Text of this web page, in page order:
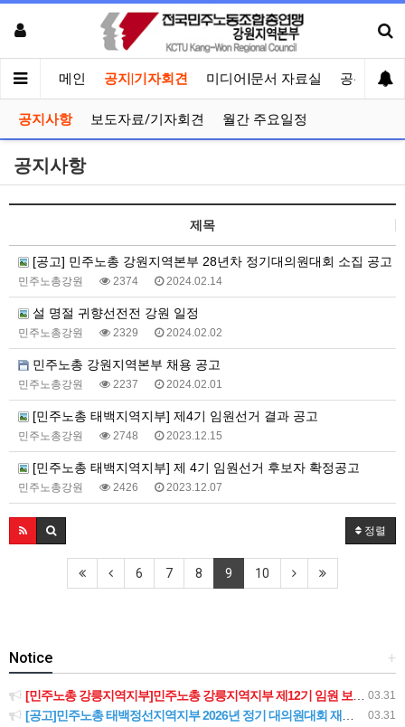
메인 공지|기자회견 미디어|문서 자료실 공유게시
공지사항 보도자료/기자회견 월간 주요일정
공지사항
제목
[공고] 민주노총 강원지역본부 28년차 정기대의원대회 소집 공고
민주노총강원 2374 2024.02.14
설 명절 귀향선전전 강원 일정
민주노총강원 2329 2024.02.02
민주노총 강원지역본부 채용 공고
민주노총강원 2237 2024.02.01
[민주노총 태백지역지부] 제4기 임원선거 결과 공고
민주노총강원 2748 2023.12.15
[민주노총 태백지역지부] 제 4기 임원선거 후보자 확정공고
민주노총강원 2426 2023.12.07
정렬
6 7 8 9 10
+
Notice
03.31
[민주노총 강릉지역지부]민주노총 강릉지역지부 제12기 임원 보궐선거결과 공고
03.31
[공고]민주노총 태백정선지역지부 2026년 정기 대의원대회 재소집 건